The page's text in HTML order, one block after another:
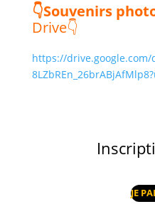
👇Souvenirs
Drive👇
https://drive.google.com/
JE